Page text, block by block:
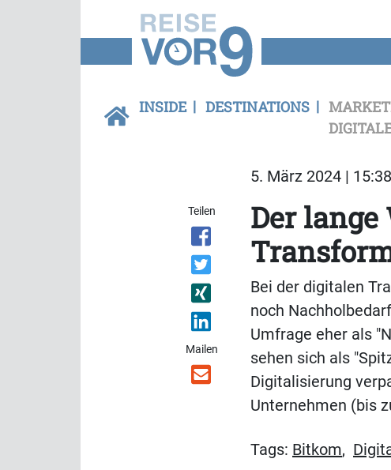
INSIDE DESTINATIONS
5. März 2024 |
Teilen
Mailen
Der
Bei der digitalen
noch
Umfrage eher als
sehen sich als
Digitalisierung
Unternehmen (bis
Tags: Bitkom,